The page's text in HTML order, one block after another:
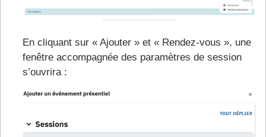
En cliquant sur « Ajouter » et « Rendez-vous », une
fenêtre accompagnée des paramètres de session
s’ouvrira :